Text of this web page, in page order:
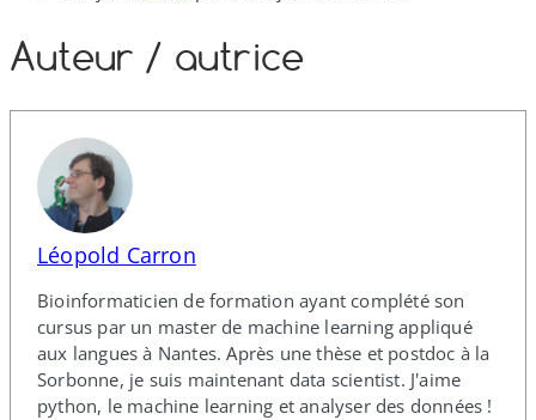
Auteur /​ autrice
Léopold Carron
Bioinformaticien de formation ayant complété son
cursus par un master de machine learning appliqué
aux langues à Nantes. Après une thèse et postdoc à la
Sorbonne, je suis maintenant data scientist. J'aime
python, le machine learning et analyser des données !